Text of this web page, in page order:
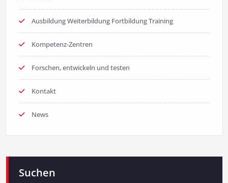
Ausbildung Weiterbildung Fortbildung Training
Kompetenz-Zentren
Forschen, entwickeln und testen
Kontakt
News
Suchen